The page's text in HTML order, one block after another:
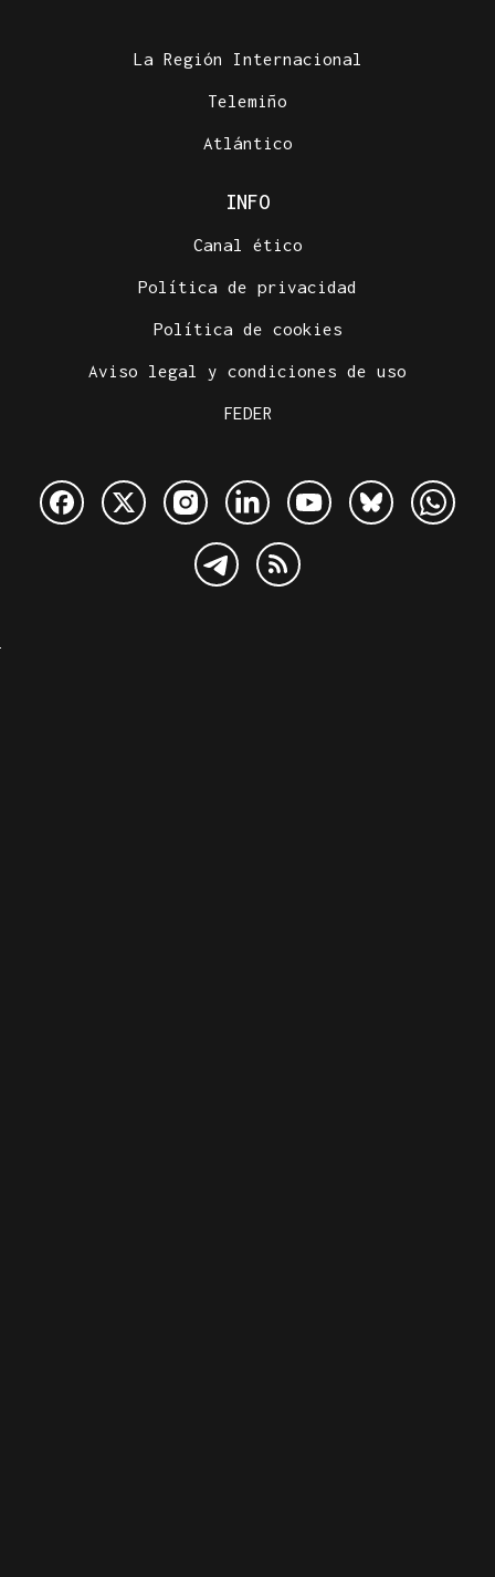
La Región Internacional
Telemiño
Atlántico
INFO
Canal ético
Política de privacidad
Política de cookies
Aviso legal y condiciones de uso
FEDER